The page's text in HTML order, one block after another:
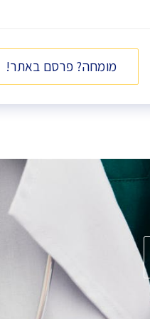
מומחה? פרסם באתר!